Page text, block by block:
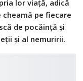
lor viață, adică
pe fiecare
de pocăință și
și al nemuririi.